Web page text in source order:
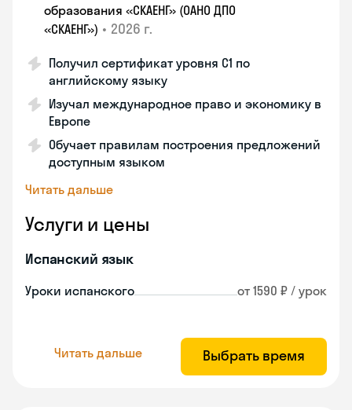
образования «СКАЕНГ» (ОАНО ДПО
«СКАЕНГ») • 2026 г.
Получил сертификат уровня С1 по
английскому языку
Изучал международное право и экономику в
Европе
Обучает правилам построения предложений
доступным языком
Читать дальше
Услуги и цены
Испанский язык
Уроки испанского от 1590 ₽ / урок
Читать дальше Выбрать время